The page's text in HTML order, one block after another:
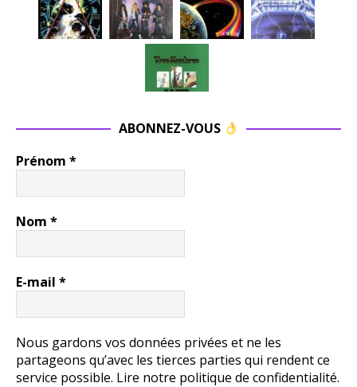
ABONNEZ-VOUS
Prénom *
Nom *
E-mail *
Nous gardons vos données privées et ne les
partageons qu’avec les tierces parties qui rendent ce
service possible. Lire notre politique de confidentialité.